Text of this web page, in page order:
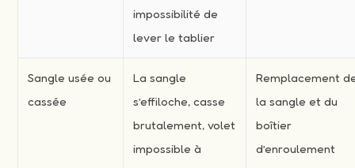
impossibilité de
lever le tablier
Sangle usée ou
cassée
La sangle
s’effiloche, casse
brutalement, volet
impossible à
Remplacement
la sangle et du
boîtier
d’enroulement